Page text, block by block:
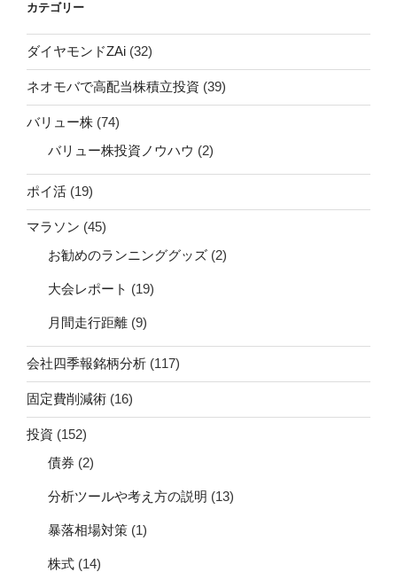
カテゴリー
ダイヤモンドZAi (32)
ネオモバで高配当株積立投資 (39)
バリュー株 (74)
バリュー株投資ノウハウ (2)
ポイ活 (19)
マラソン (45)
お勧めのランニンググッズ (2)
大会レポート (19)
月間走行距離 (9)
会社四季報銘柄分析 (117)
固定費削減術 (16)
投資 (152)
債券 (2)
分析ツールや考え方の説明 (13)
暴落相場対策 (1)
株式 (14)